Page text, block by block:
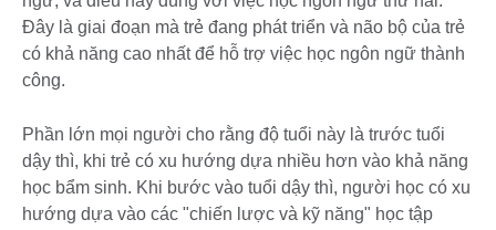
Đây là giai đoạn mà trẻ đang phát triển và não bộ của trẻ
có khả năng cao nhất để hỗ trợ việc học ngôn ngữ thành
công.
Phần lớn mọi người cho rằng độ tuổi này là trước tuổi
dậy thì, khi trẻ có xu hướng dựa nhiều hơn vào khả năng
học bẩm sinh. Khi bước vào tuổi dậy thì, người học có xu
hướng dựa vào các "chiến lược và kỹ năng" học tập